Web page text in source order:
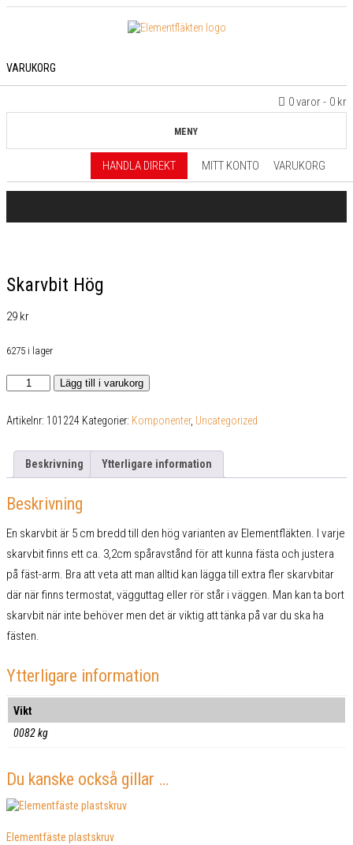
VARUKORG
0 varor 0 kr
MENY
HANDLA DIREKT MITT KONTO VARUKORG
Skarvbit Hög
29 kr
6275 i lager
Skarvbit
Lägg till i varukorg
Artikelnr: 101224 Kategorier: Komponenter, Uncategorized
Beskrivning Ytterligare information
Beskrivning
En skarvbit är 5 cm bredd till den hög varianten av Elementfläkten. I varje
skarvbit finns ett ca. 3,2cm spåravstånd för att kunna fästa och justera
på fäst-arm. Bra att veta att man alltid kan lägga till extra fler skarvbitar
där när finns termostat, vägguttag eller rör står i väggen. Man kan ta bort
skarvbit när inte behöver men det är viktig att tänka på var du ska ha
fästen.
Ytterligare information
Vikt
0082 kg
Du kanske också gillar …
Elementfäste plastskruv